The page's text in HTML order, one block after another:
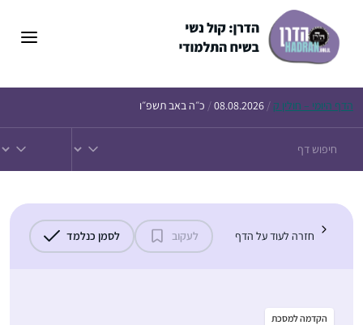
הדף היומי – חולין ק /
08.08.2026
/ כ״ה באב תשפ״ו
חזרה לעוד על הדף לעקוב לסמן כנלמד
הקדמה למסכת